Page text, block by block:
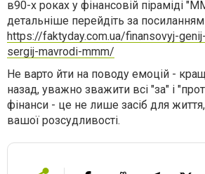
в90-х роках у фінансовій піраміді
детальніше перейдіть за посиланням
https://faktyday.com.ua/finansovyj-
sergij-mavrodi-mmm/
Не варто йти на поводу емоцій -
назад, уважно зважити всі "за" і
фінанси - це не лише засіб для
вашої розсудливості.